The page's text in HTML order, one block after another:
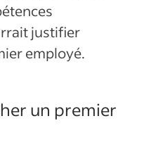
justifier
employé.
un premier